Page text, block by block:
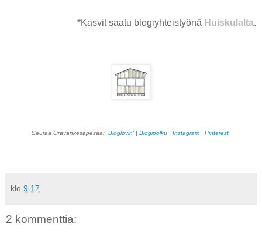
*Kasvit saatu blogiyhteistyönä Huiskulalta.
Seuraa Oravankesäpesää: Bloglovin' | Blogipolku | Instagram | Pinterest
klo 9.17
2 kommenttia: